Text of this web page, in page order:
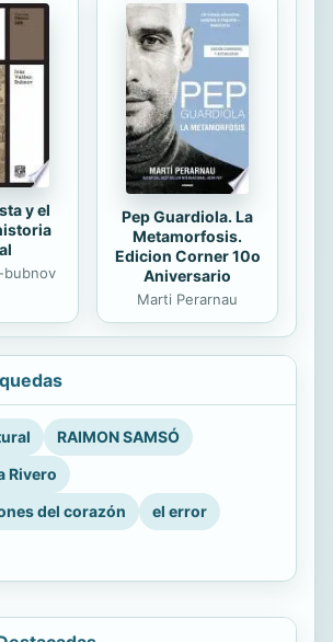
y el
bubnov
Pep Guardiola. La
Metamorfosis.
Edicion Corner 10o
Aniversario
Marti Perarnau
RAIMON SAMSÓ
Rivero
del corazón
el error